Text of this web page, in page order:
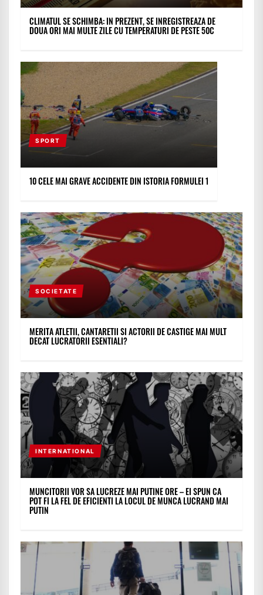
CLIMATUL SE SCHIMBA: IN PREZENT, SE INREGISTREAZA DE
DOUA ORI MAI MULTE ZILE CU TEMPERATURI DE PESTE 50C
SPORT
10 CELE MAI GRAVE ACCIDENTE DIN ISTORIA FORMULEI 1
SOCIETATE
MERITA ATLETII, CANTARETII SI ACTORII DE CASTIGE MAI MULT
DECAT LUCRATORII ESENTIALI?
INTERNATIONAL
MUNCITORII VOR SA LUCREZE MAI PUTINE ORE – EI SPUN CA
POT FI LA FEL DE EFICIENTI LA LOCUL DE MUNCA LUCRAND MAI
PUTIN